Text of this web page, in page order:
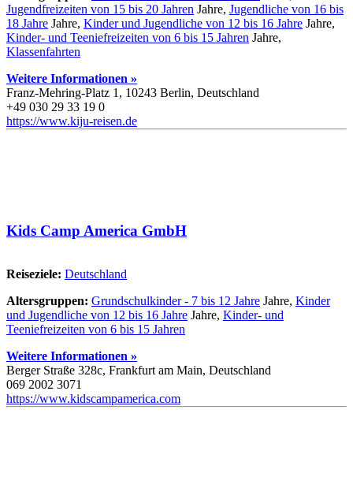
Jugendfreizeiten von 15 bis 20 Jahren Jahre, Jugendliche von 16 bis
18 Jahre Jahre, Kinder und Jugendliche von 12 bis 16 Jahre Jahre,
Kinder- und Teeniefreizeiten von 6 bis 15 Jahren Jahre,
Klassenfahrten
Weitere Informationen »
Franz-Mehring-Platz 1, 10243 Berlin, Deutschland
+49 030 29 33 19 0
https://www.kiju-reisen.de
Kids Camp America GmbH
Reiseziele: Deutschland
Altersgruppen: Grundschulkinder - 7 bis 12 Jahre Jahre, Kinder
und Jugendliche von 12 bis 16 Jahre Jahre, Kinder- und
Teeniefreizeiten von 6 bis 15 Jahren
Weitere Informationen »
Berger Straße 328c, Frankfurt am Main, Deutschland
069 2002 3071
https://www.kidscampamerica.com